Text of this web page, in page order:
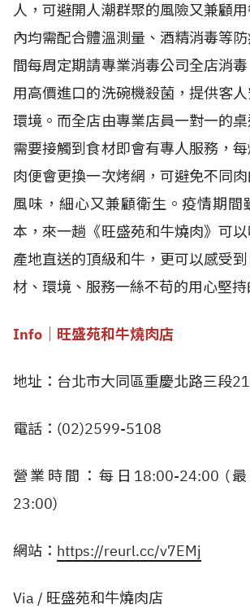
人，可避開人潮群聚的風險又兼顧
內均需配合體溫測量、酒精消毒等
間每周定期請專業消毒公司全店消
用高價進口的洗碗機殺菌，提供客
環境。而全店由專業店員一對一的
需要接觸到食材即會有專人服務，
肉便會更換一次烤網，可避免不同
風味，細心又兼顧衛生。疫情期間
本，來一趟《旺盛苑和牛燒肉》可
產地直送的頂級和牛，更可以感受
材、環境、服務一絲不苟的用心堅持
Info｜旺盛苑和牛燒肉店
地址：台北市大同區重慶北路三段
電話：(02)2599-5108
營業時間：每日18:00-24:00 (
23:00)
網站： https://reurl.cc/v7EMj
Via / 旺盛苑和牛燒肉店